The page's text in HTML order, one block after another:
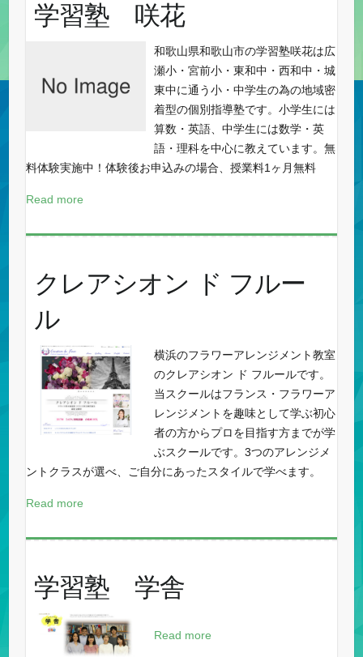
学習塾 咲花
和歌山県和歌山市の学習塾咲花は広
瀬小・宮前小・東和中・西和中・城
東中に通う小・中学生の為の地域密
着型の個別指導塾です。小学生には
算数・英語、中学生には数学・英
語・理科を中心に教えています。無
料体験実施中！体験後お申込みの場合、授業料1ヶ月無料
Read more
クレアシオン ド フルー
ル
横浜のフラワーアレンジメント教室
のクレアシオン ド フルールです。
当スクールはフランス・フラワーア
レンジメントを趣味として学ぶ初心
者の方からプロを目指す方までが学
ぶスクールです。3つのアレンジメ
ントクラスが選べ、ご自分にあったスタイルで学べます。
Read more
学習塾 学舎
Read more